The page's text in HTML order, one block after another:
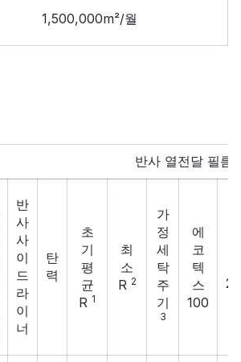
1,500,000m²/월
반사 열전달 필름
반
사
사
이
드
라
이
너
탄
력
초
기
평
균
R 1
최
소
R 2
가
정
세
탁
주
기
3
에
코
텍
스
100